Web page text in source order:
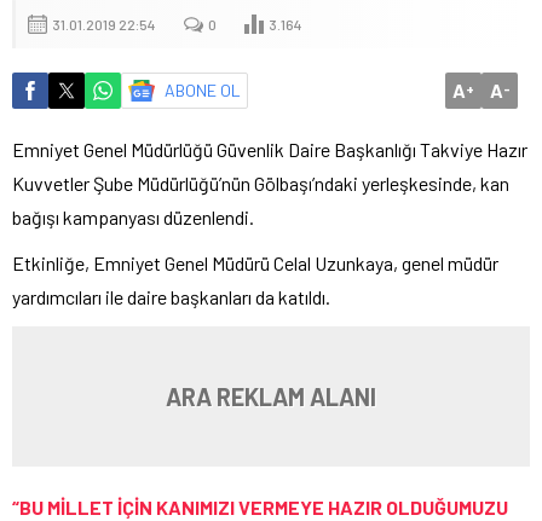
31.01.2019 22:54 0 3.164
ABONE OL A+ A-
Emniyet Genel Müdürlüğü Güvenlik Daire Başkanlığı Takviye Hazır
Kuvvetler Şube Müdürlüğü’nün Gölbaşı’ndaki yerleşkesinde, kan
bağışı kampanyası düzenlendi.
Etkinliğe, Emniyet Genel Müdürü Celal Uzunkaya, genel müdür
yardımcıları ile daire başkanları da katıldı.
ARA REKLAM ALANI
“BU MİLLET İÇİN KANIMIZI VERMEYE HAZIR OLDUĞUMUZU